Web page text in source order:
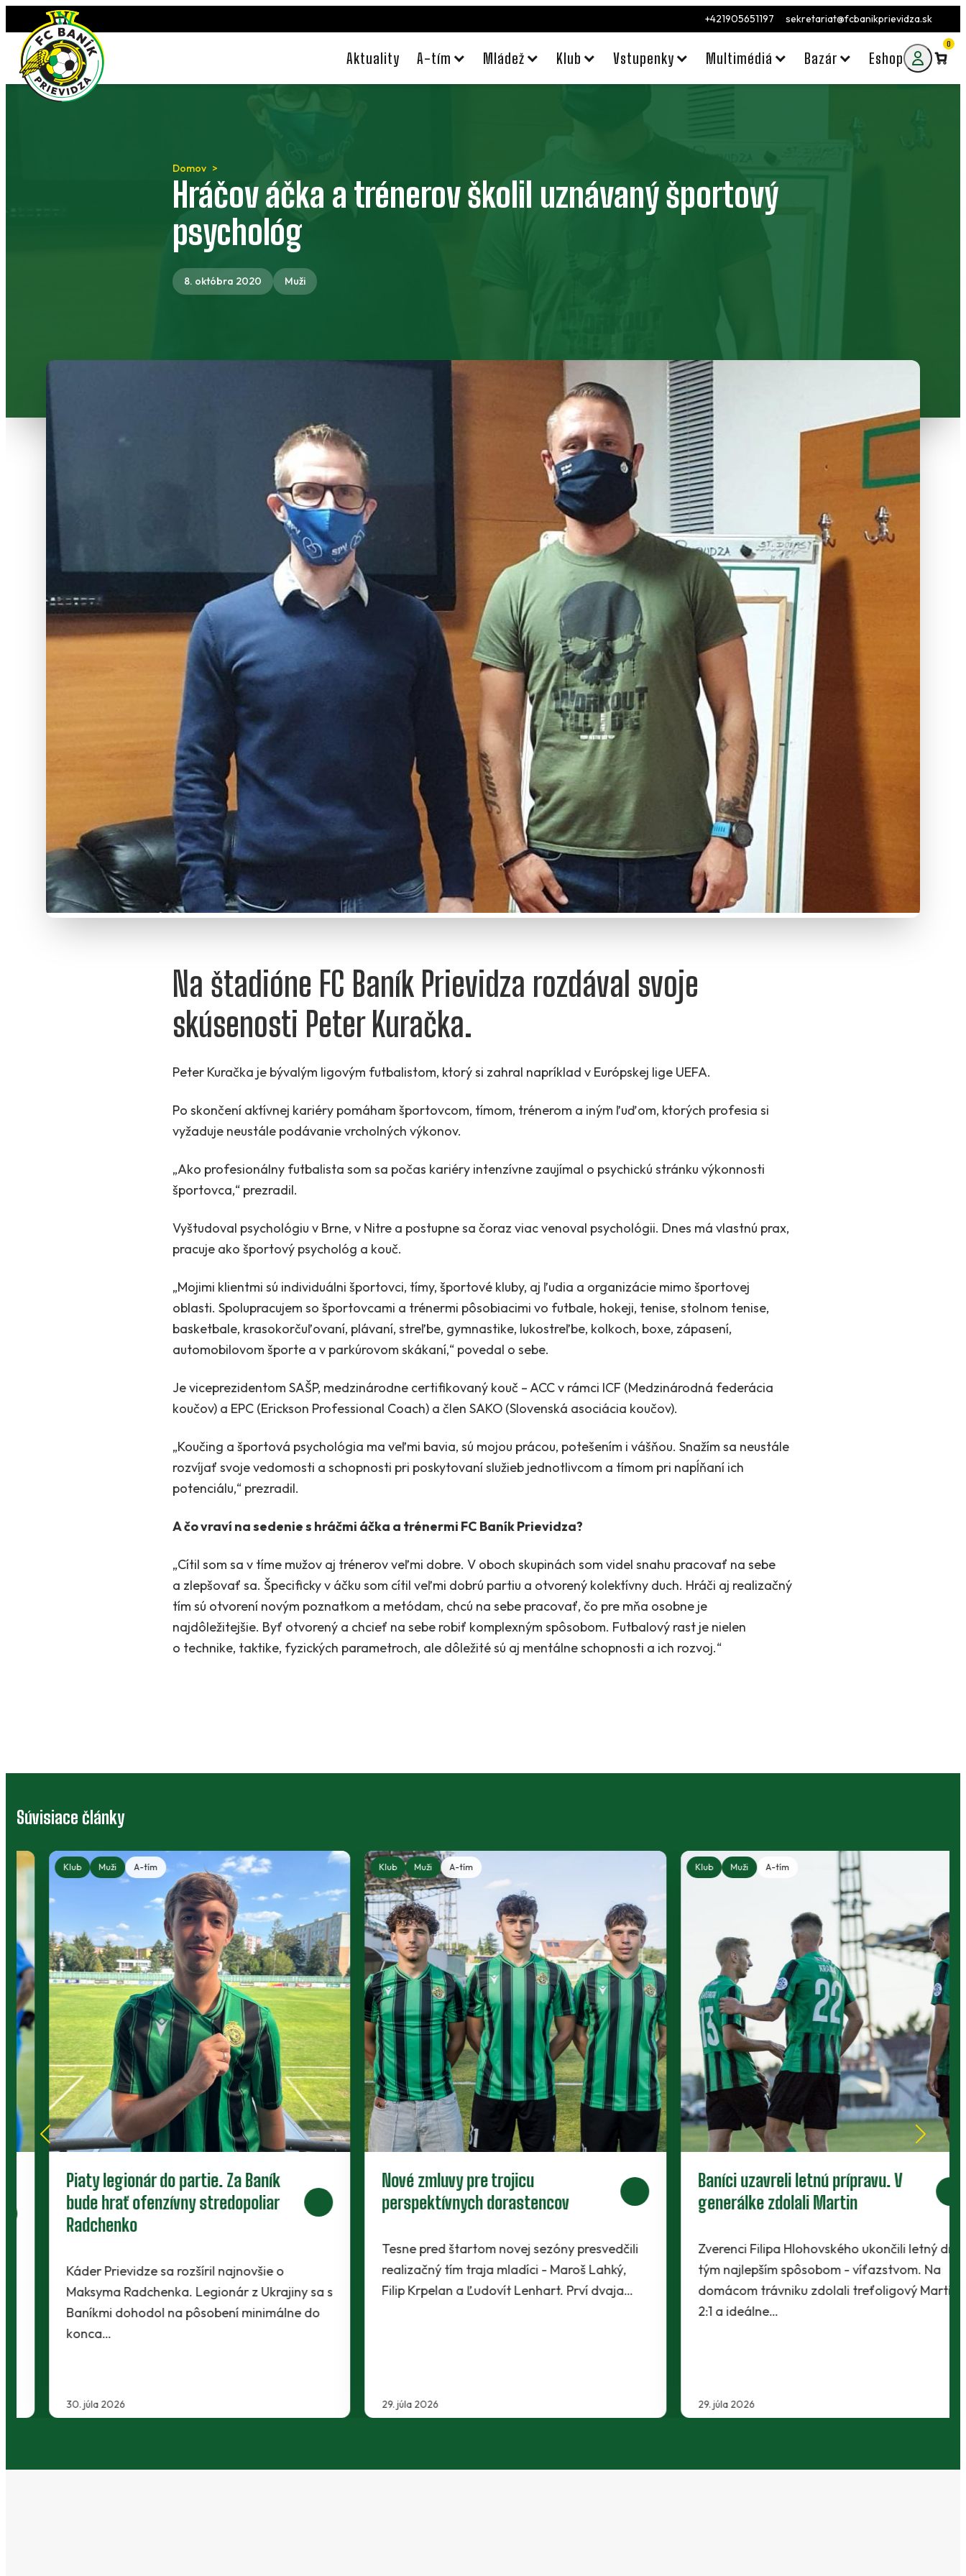
Preskočiť
na
obsah
+421905651197 sekretariat@fcbanikprievidza.sk
Aktuality A-tím Mládež Klub Vstupenky Multimédiá Bazár Eshop
0
Domov
Hráčov áčka a trénerov školil uznávaný športový
psychológ
8. októbra 2020 Muži
Na štadióne FC Baník Prievidza rozdával svoje
skúsenosti Peter Kuračka.
Peter Kuračka je bývalým ligovým futbalistom, ktorý si zahral napríklad v Európskej lige UEFA.
Po skončení aktívnej kariéry pomáham športovcom, tímom, trénerom a iným ľuďom, ktorých profesia si
vyžaduje neustále podávanie vrcholných výkonov.
„Ako profesionálny futbalista som sa počas kariéry intenzívne zaujímal o psychickú stránku výkonnosti
športovca,“ prezradil.
Vyštudoval psychológiu v Brne, v Nitre a postupne sa čoraz viac venoval psychológii. Dnes má vlastnú prax,
pracuje ako športový psychológ a kouč.
„Mojimi klientmi sú individuálni športovci, tímy, športové kluby, aj ľudia a organizácie mimo športovej
oblasti. Spolupracujem so športovcami a trénermi pôsobiacimi vo futbale, hokeji, tenise, stolnom tenise,
basketbale, krasokorčuľovaní, plávaní, streľbe, gymnastike, lukostreľbe, kolkoch, boxe, zápasení,
automobilovom športe a v parkúrovom skákaní,“ povedal o sebe.
Je viceprezidentom SAŠP, medzinárodne certifikovaný kouč – ACC v rámci ICF (Medzinárodná federácia
koučov) a EPC (Erickson Professional Coach) a člen SAKO (Slovenská asociácia koučov).
„Koučing a športová psychológia ma veľmi bavia, sú mojou prácou, potešením i vášňou. Snažím sa neustále
rozvíjať svoje vedomosti a schopnosti pri poskytovaní služieb jednotlivcom a tímom pri napĺňaní ich
potenciálu,“ prezradil.
A čo vraví na sedenie s hráčmi áčka a trénermi FC Baník Prievidza?
„Cítil som sa v tíme mužov aj trénerov veľmi dobre. V oboch skupinách som videl snahu pracovať na sebe
a zlepšovať sa. Špecificky v áčku som cítil veľmi dobrú partiu a otvorený kolektívny duch. Hráči aj realizačný
tím sú otvorení novým poznatkom a metódam, chcú na sebe pracovať, čo pre mňa osobne je
najdôležitejšie. Byť otvorený a chcieť na sebe robiť komplexným spôsobom. Futbalový rast je nielen
o technike, taktike, fyzických parametroch, ale dôležité sú aj mentálne schopnosti a ich rozvoj.“
Súvisiace články
Klub Muži A-tím
Piaty legionár do partie. Za Baník
bude hrať ofenzívny stredopoliar
Radchenko
30. júla 2026
Káder Prievidze sa rozšíril najnovšie o
Maksyma Radchenka. Legionár z Ukrajiny sa s
Baníkmi dohodol na pôsobení minimálne do
konca…
Klub Muži A-tím
Nové zmluvy pre trojicu
perspektívnych dorastencov
29. júla 2026
Tesne pred štartom novej sezóny presvedčili
realizačný tím traja mladíci - Maroš Lahký,
Filip Krpelan a Ľudovít Lenhart. Prví dvaja…
Muži A-tím
Baníci uzavreli letnú prípravu. V
generálke zdolali Martin
29. júla 2026
Zverenci Filipa Hlohovského ukončili letný dril
tým najlepším spôsobom - víťazstvom. Na
domácom trávniku zdolali treťoligový Martin
2:1 a ideálne…